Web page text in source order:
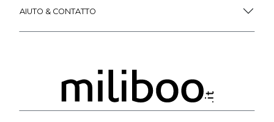
AIUTO & CONTATTO